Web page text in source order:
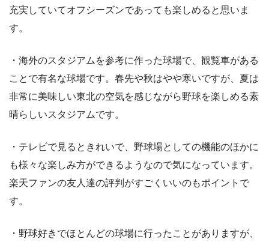
充実していてオフシーズンであっても楽しめると思いま
す。
・海外のスタジアムを参考に作った球場で、観覧車がある
ことで有名な球場です。春先や秋はやや寒いですが、夏は
非常に美味しい東北の空気を感じながら野球を楽しめる素
晴らしいスタジアムです。
・テレビで見るときれいで、野球場としての機能のほかに
も様々な楽しみ方ができるようなので気になっています。
楽天ファンの友人達の評判がすごくいいのもポイントで
す。
・野球好きでほとんどの球場に行ったことがありますが、